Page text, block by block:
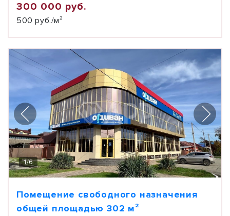
300 000 руб.
500 руб./м²
1/6
Помещение свободного назначения
общей площадью 302 м²